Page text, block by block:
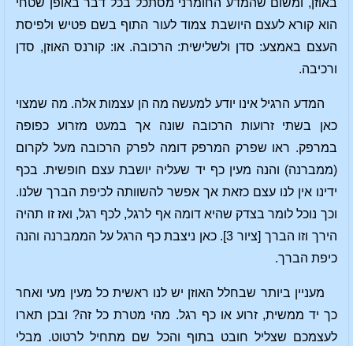
הוא קורא לעצם היושבת צמוד לעור התוף בשם פטיש ולפיסת
העצם באמצע: סדן ולשלישית: הרכובה. או: קורנס האוזן, סדן
ורכיבה.
המדע הרגיל אינו יודע למעשה מה הן עצמות אלה. מה שמצוי
כאן בשתי זרועות הרכובה שונה אך במעט מזרוע כפופה
במרפק. ראו שפרק המרפק דומה לפרק הרכובה מעל לקרום
(ממברנה) והנה מעין כף יד שעליה יושבת עצם חופשית. בכף
ידינו אין לנו עצם כזאת אך אפשר להשוותה לכיפת הברך שלנו.
וכך נוכל לומר בצדק שהיא דומה אף לרגל, לכף רגל, ואז זו תהיה
הירך וזו הברך [ציור 3]. כאן ניצבת כף הרגל על הממברנה והנה
כיפת הברך.
מעניין ביותר שבחלל האוזן יש לנו ראשית כל מעין מעי ואחר
כך יד ממשית, זרוע או כף רגל. מהי מטרת כל זה? ובכן תארו
לעצמכם שצליל חובט בתוף והכל שם מתחיל לרטוט. מבלי